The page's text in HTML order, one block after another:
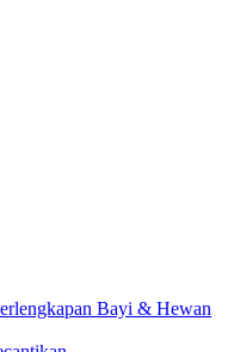
Bayi & Hewan